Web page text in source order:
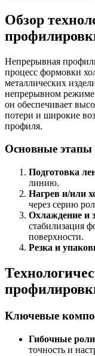
Обзор
Непрерывная
процесс формовки
металлических
непрерывном
он обеспечивает
потери и широкие
профиля.
Основные этапы
Подготовка
линию.
Нагрев и/или
через серию
Охлаждение и
стабилизация
поверхности.
Резка и
Ключевые
Гибочные
точность и